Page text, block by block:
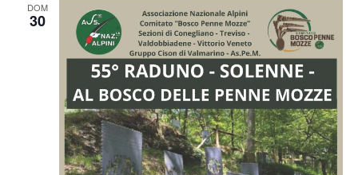
DOM
30